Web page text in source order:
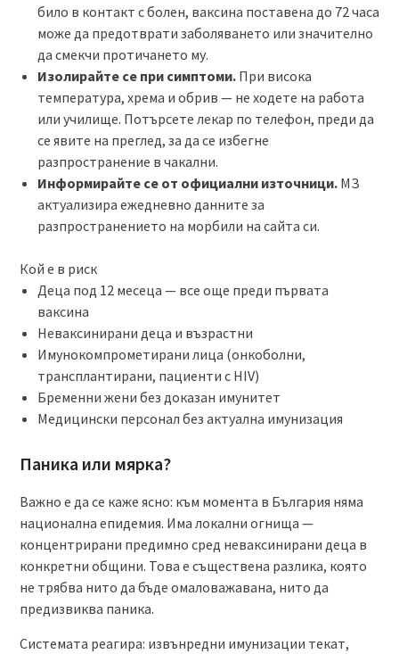
било в контакт с болен, ваксина поставена до 72 часа
може да предотврати заболяването или значително
да смекчи протичането му.
Изолирайте се при симптоми.При висока
температура, хрема и обрив — не ходете на работа
или училище. Потърсете лекар по телефон, преди да
се явите на преглед, за да се избегне
разпространение в чакални.
Информирайте се от официални източници.МЗ
актуализира ежедневно данните за
разпространението на морбили на сайта си.
Кой е в риск
Деца под 12 месеца — все още преди първата
ваксина
Неваксинирани деца и възрастни
Имунокомпрометирани лица (онкоболни,
трансплантирани, пациенти с HIV)
Бременни жени без доказан имунитет
Медицински персонал без актуална имунизация
Паника или мярка?
Важно е да се каже ясно: към момента в България няма
национална епидемия. Има локални огнища —
концентрирани предимно сред неваксинирани деца в
конкретни общини. Това е съществена разлика, която
не трябва нито да бъде омаловажавана, нито да
предизвиква паника.
Системата реагира: извънредни имунизации текат,